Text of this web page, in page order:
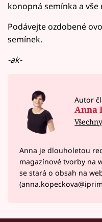
konopná semínka a
Podávejte ozdobené
semínek.
-ak-
Autor
Anna
Anna je dlouholetou
magazínové tvorby na
se stará o obsah na